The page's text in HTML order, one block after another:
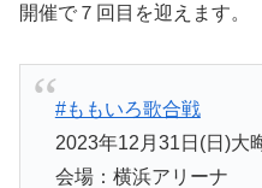
開催で７回目を迎えます。
#ももいろ歌合戦
2023年12月31日(日)大
会場：横浜アリーナ